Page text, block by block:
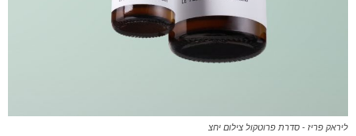
ליראק פריז - סדרת פרוטקול צילום יחצ